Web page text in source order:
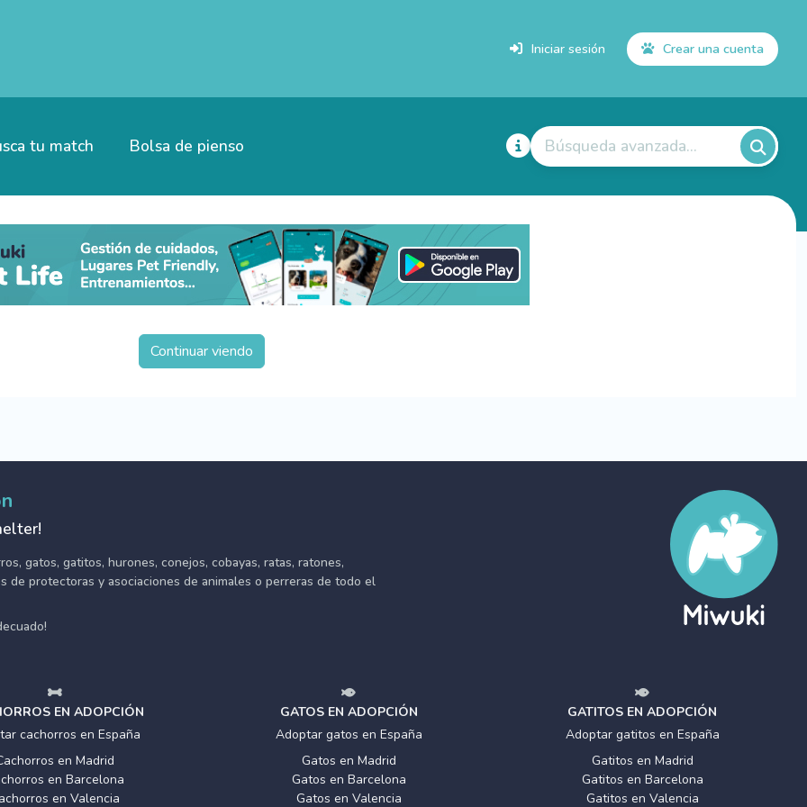
Iniciar sesión Crear una cuenta
tu match Bolsa de pienso Búsqueda avanzada...
Continuar viendo
gatos, gatitos, hurones, conejos, cobayas, ratas, ratones,
de protectoras y asociaciones de animales o perreras de todo el
EN ADOPCIÓN
cachorros en España
en Madrid
en Barcelona
en Valencia
GATOS EN ADOPCIÓN
Adoptar gatos en España
Gatos en Madrid
Gatos en Barcelona
Gatos en Valencia
GATITOS EN ADOPCIÓN
Adoptar gatitos en España
Gatitos en Madrid
Gatitos en Barcelona
Gatitos en Valencia